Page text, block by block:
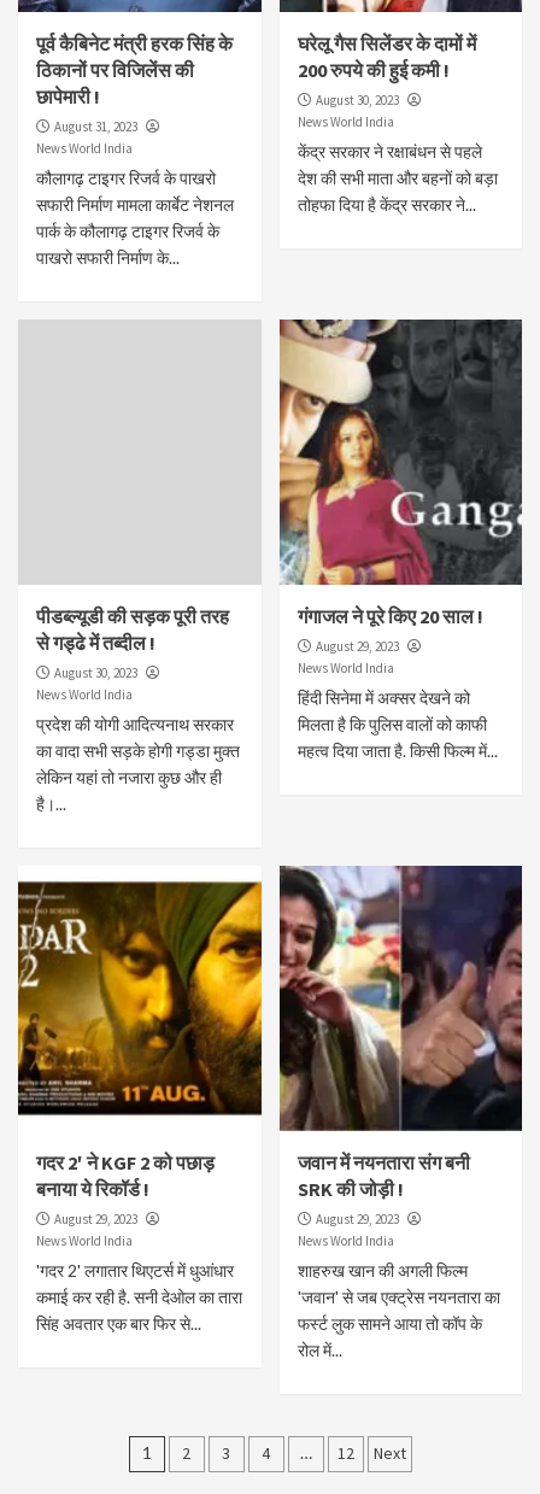
पूर्व कैबिनेट मंत्री हरक सिंह के
ठिकानों पर विजिलेंस की
छापेमारी !
August 31, 2023
News World India
कौलागढ़ टाइगर रिजर्व के पाखरो
सफारी निर्माण मामला कार्बेट नेशनल
पार्क के कौलागढ़ टाइगर रिजर्व के
पाखरो सफारी निर्माण के...
घरेलू गैस सिलेंडर के दामों में
200 रुपये की हुई कमी !
August 30, 2023
News World India
केंद्र सरकार ने रक्षाबंधन से पहले
देश की सभी माता और बहनों को बड़ा
तोहफा दिया है केंद्र सरकार ने...
पीडब्ल्यूडी की सड़क पूरी तरह
से गड्ढे में तब्दील !
August 30, 2023
News World India
प्रदेश की योगी आदित्यनाथ सरकार
का वादा सभी सड़के होगी गड्डा मुक्त
लेकिन यहां तो नजारा कुछ और ही
है।...
गंगाजल ने पूरे किए 20 साल !
August 29, 2023
News World India
हिंदी सिनेमा में अक्सर देखने को
मिलता है कि पुलिस वालों को काफी
महत्व दिया जाता है. किसी फिल्म में...
गदर 2′ ने KGF 2 को पछाड़
बनाया ये रिकॉर्ड !
August 29, 2023
News World India
'गदर 2' लगातार थिएटर्स में धुआंधार
कमाई कर रही है. सनी देओल का तारा
सिंह अवतार एक बार फिर से...
जवान में नयनतारा संग बनी
SRK की जोड़ी !
August 29, 2023
News World India
शाहरुख खान की अगली फिल्म
'जवान' से जब एक्ट्रेस नयनतारा का
फर्स्ट लुक सामने आया तो कॉप के
रोल में...
Posts
1 2 3 4 … 12 Next